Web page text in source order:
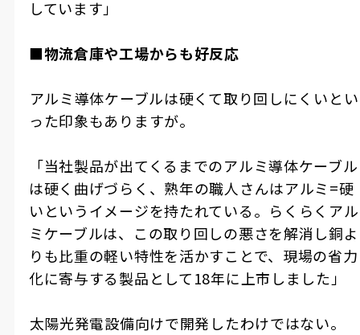
しています」
■物流倉庫や工場からも好反応
――アルミ導体ケーブルは硬くて取り回しにくいとい
った印象もありますが。
「当社製品が出てくるまでのアルミ導体ケーブル
は硬く曲げづらく、熟年の職人さんはアルミ=硬
いというイメージを持たれている。らくらくアル
ミケーブルは、この取り回しの悪さを解消し銅よ
りも比重の軽い特性を活かすことで、現場の省力
化に寄与する製品として18年に上市しました」
――太陽光発電設備向けで開発したわけではない。